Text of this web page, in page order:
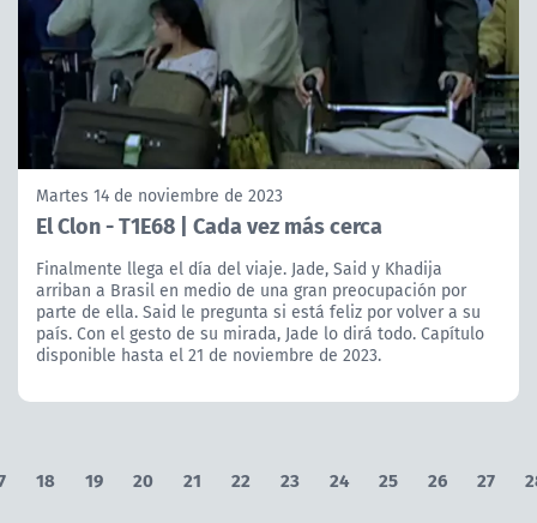
Martes 14 de noviembre de 2023
El Clon - T1E68 | Cada vez más cerca
Finalmente llega el día del viaje. Jade, Said y Khadija
arriban a Brasil en medio de una gran preocupación por
parte de ella. Said le pregunta si está feliz por volver a su
país. Con el gesto de su mirada, Jade lo dirá todo. Capítulo
disponible hasta el 21 de noviembre de 2023.
18 19 20 21 22 23 24 25 26 27